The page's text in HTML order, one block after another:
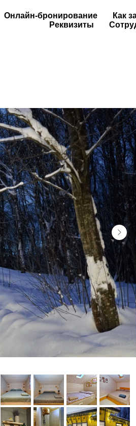
Онлайн-бронирование Как
Реквизиты